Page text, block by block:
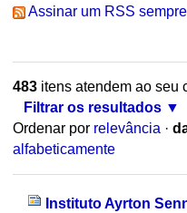
Assinar um RSS
483itens atendem ao seu
Filtrar os resultados
Ordenar por relevância ·
alfabeticamente
Instituto Ayrton